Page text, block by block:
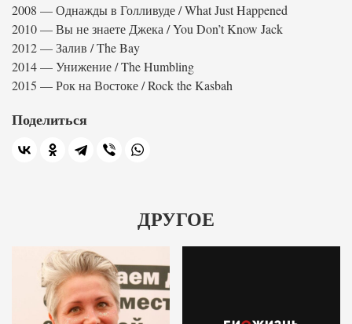
2008 — Однажды в Голливуде / What Just Happened
2010 — Вы не знаете Джека / You Don’t Know Jack
2012 — Залив / The Bay
2014 — Унижение / The Humbling
2015 — Рок на Востоке / Rock the Kasbah
Поделиться
ДРУГОЕ